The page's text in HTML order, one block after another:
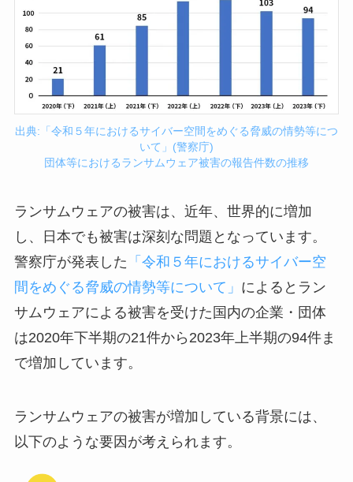
出典:「令和５年におけるサイバー空間をめぐる脅威の情勢等につ
いて」(警察庁)
団体等におけるランサムウェア被害の報告件数の推移
ランサムウェアの被害は、近年、世界的に増加
し、日本でも被害は深刻な問題となっています。
警察庁が発表した 「令和５年におけるサイバー空
間をめぐる脅威の情勢等について」 によるとラン
サムウェアによる被害を受けた国内の企業・団体
は2020年下半期の21件から2023年上半期の94件ま
で増加しています。
ランサムウェアの被害が増加している背景には、
以下のような要因が考えられます。